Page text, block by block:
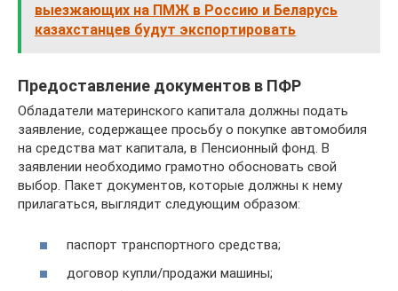
выезжающих на ПМЖ в Россию и Беларусь
казахстанцев будут экспортировать
Предоставление документов в ПФР
Обладатели материнского капитала должны подать
заявление, содержащее просьбу о покупке автомобиля
на средства мат капитала, в Пенсионный фонд. В
заявлении необходимо грамотно обосновать свой
выбор. Пакет документов, которые должны к нему
прилагаться, выглядит следующим образом:
паспорт транспортного средства;
договор купли/продажи машины;